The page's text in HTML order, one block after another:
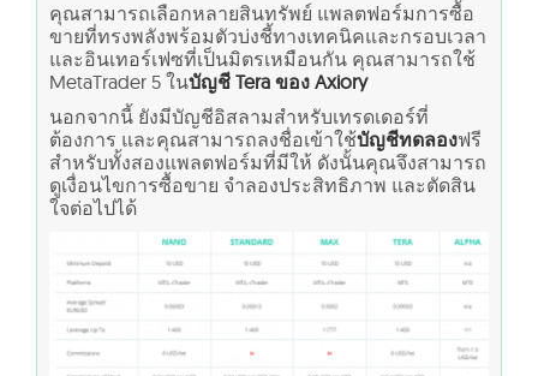
คุณสามารถเลือกหลายสินทรัพย์ แพลตฟอร์มการซื้อ
ขายที่ทรงพลังพร้อมตัวบ่งชี้ทางเทคนิคและกรอบเวลา
และอินเทอร์เฟซที่เป็นมิตรเหมือนกัน คุณสามารถใช้
MetaTrader 5 ในบัญชี Tera ของ Axiory
นอกจากนี้ ยังมีบัญชีอิสลามสำหรับเทรดเดอร์ที่
ต้องการ และคุณสามารถลงชื่อเข้าใช้บัญชีทดลองฟรี
สำหรับทั้งสองแพลตฟอร์มที่มีให้ ดังนั้นคุณจึงสามารถ
ดูเงื่อนไขการซื้อขาย จำลองประสิทธิภาพ และตัดสิน
ใจต่อไปได้